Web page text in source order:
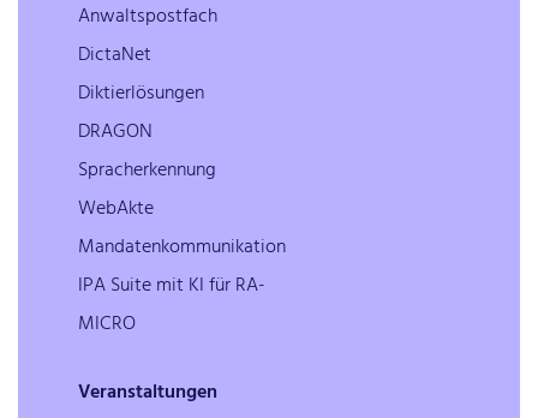
Anwaltspostfach
DictaNet
Diktierlösungen
DRAGON
Spracherkennung
WebAkte
Mandatenkommunikation
IPA Suite mit KI für RA-
MICRO
Veranstaltungen